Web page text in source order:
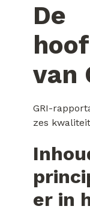
De
van
GRI-
zes
er in